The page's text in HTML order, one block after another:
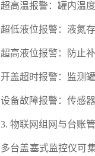
超高温报警：罐内温
超低液位报警：液氮
超高液位报警：防止
开盖超时报警：监测
设备故障报警：传感
3. 物联网组网与台账
多台盖塞式监控仪可